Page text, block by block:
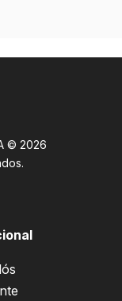
© 2026